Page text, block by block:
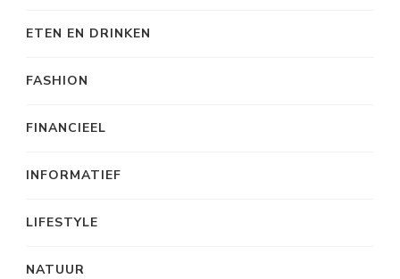
ETEN EN DRINKEN
FASHION
FINANCIEEL
INFORMATIEF
LIFESTYLE
NATUUR